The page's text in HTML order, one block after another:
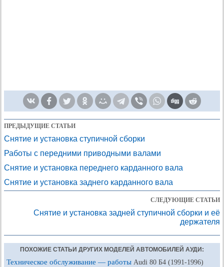
ПРЕДЫДУЩИЕ СТАТЬИ
Снятие и установка ступичной сборки
Работы с передними приводными валами
Снятие и установка переднего карданного вала
Снятие и установка заднего карданного вала
СЛЕДУЮЩИЕ СТАТЬИ
Снятие и установка задней ступичной сборки и её
держателя
ПОХОЖИЕ СТАТЬИ ДРУГИХ МОДЕЛЕЙ АВТОМОБИЛЕЙ АУДИ:
Техническое обслуживание — работы Audi 80 Б4 (1991-1996)